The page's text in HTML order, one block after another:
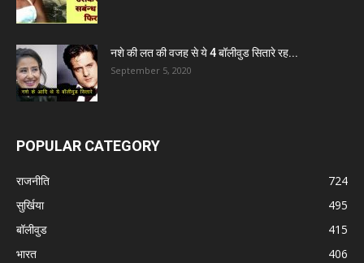
नशे की लत की वजह से ये 4 बॉलीवुड सितारे रह...
September 5, 2020
POPULAR CATEGORY
राजनीति
724
सुर्खिया
495
बॉलीवुड
415
भारत
406